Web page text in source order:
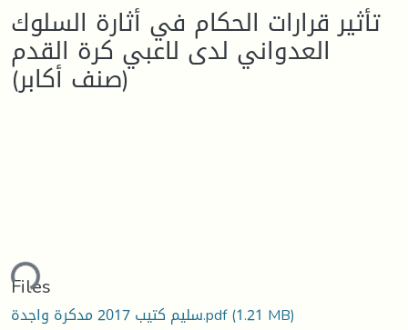
تأثير قرارات الحكام في أثارة السلوك
العدواني لدى لاعبي كرة القدم
(صنف أكابر)
Files
سليم كتيب 2017 مدكرة واجدة.pdf(1.21 MB)